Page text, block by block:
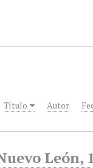
Título Autor
León,